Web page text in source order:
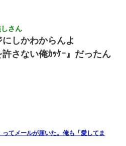
ある日、友人奥「素敵なアンティ
してきたが後悔しかない…
え？なんでなんで？」 → 放置した
な
さん
しかわからんよ
さない俺ｶｯｹｰ』だったん
てメールが届いた。俺も「愛してま